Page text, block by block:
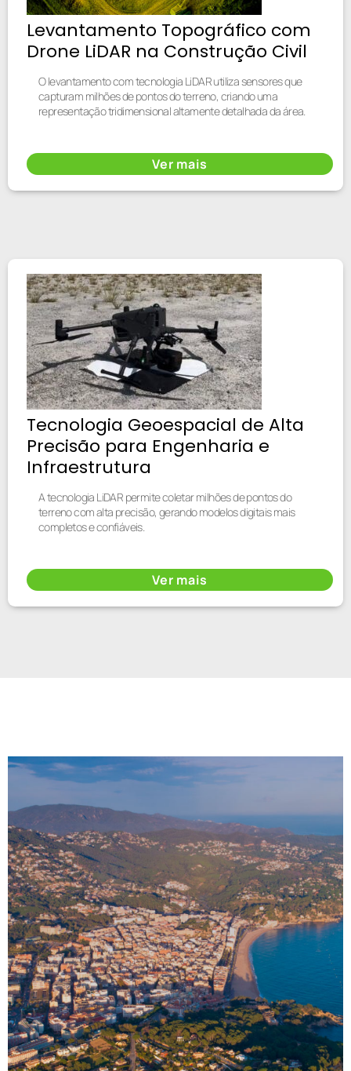
Levantamento Topográfico com
Drone LiDAR na Construção Civil
O levantamento com tecnologia LiDAR utiliza sensores que
capturam milhões de pontos do terreno, criando uma
representação tridimensional altamente detalhada da área.
Ver mais
Tecnologia Geoespacial de Alta
Precisão para Engenharia e
Infraestrutura
A tecnologia LiDAR permite coletar milhões de pontos do
terreno com alta precisão, gerando modelos digitais mais
completos e confiáveis.
Ver mais